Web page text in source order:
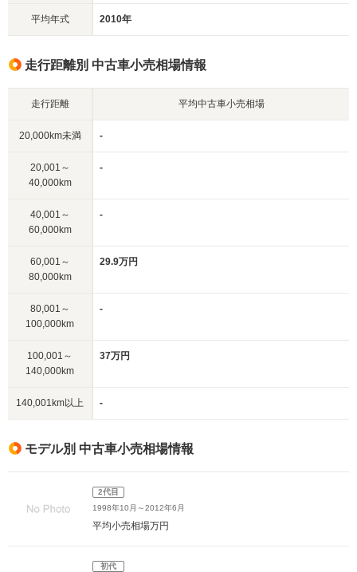
平均年式 2010年
走行距離別 中古車小売相場情報
走行距離 平均中古車小売相場
20,000km未満 -
20,001～
40,000km
-
40,001～
60,000km
-
60,001～
80,000km
29.9万円
80,001～
100,000km
-
100,001～
140,000km
37万円
140,001km以上 -
モデル別 中古車小売相場情報
2代目
1998年10月～2012年6月
平均小売相場万円
初代